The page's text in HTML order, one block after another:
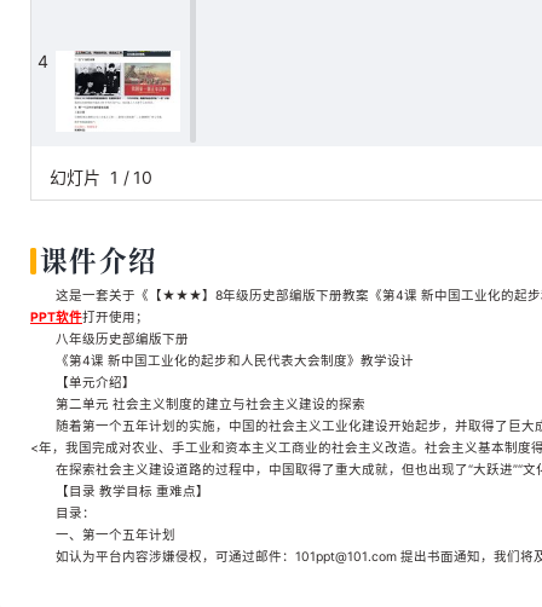
4
6
幻灯片 1 / 10
课件介绍
这是一套关于《【★★★】8年级历史部编版下册教案《第4课 新中国工业化的起
PPT软件打开使用；
八年级历史部编版下册
《第4课 新中国工业化的起步和人民代表大会制度》教学设计
【单元介绍】
第二单元 社会主义制度的建立与社会主义建设的探索
随着第一个五年计划的实施，中国的社会主义工业化建设开始起步，并取得了巨
<年，我国完成对农业、手工业和资本主义工商业的社会主义改造。社会主义基本制度
在探索社会主义建设道路的过程中，中国取得了重大成就，但也出现了“大跃进”“
【目录 教学目标 重难点】
目录：
一、第一个五年计划
如认为平台内容涉嫌侵权，可通过邮件：101ppt@101.com 提出书面通知，我们将